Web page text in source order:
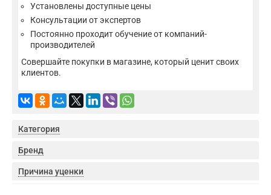
Установлены доступные цены
Консультации от экспертов
Постоянно проходит обучение от компаний-
производителей
Совершайте покупки в магазине, который ценит своих
клиентов.
Категория
Бренд
Причина уценки